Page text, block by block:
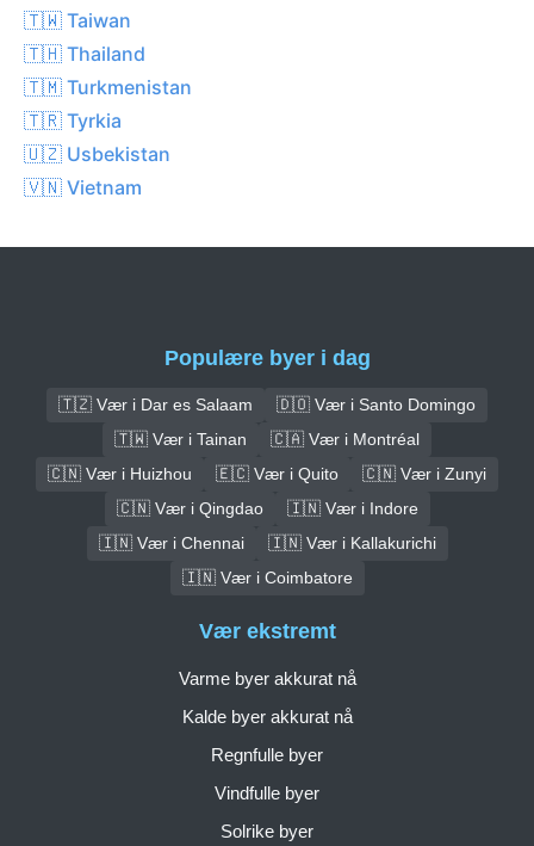
🇹🇼 Taiwan
🇹🇭 Thailand
🇹🇲 Turkmenistan
🇹🇷 Tyrkia
🇺🇿 Usbekistan
🇻🇳 Vietnam
Populære byer i dag
🇹🇿 Vær i Dar es Salaam
🇩🇴 Vær i Santo Domingo
🇹🇼 Vær i Tainan
🇨🇦 Vær i Montréal
🇨🇳 Vær i Huizhou
🇪🇨 Vær i Quito
🇨🇳 Vær i Zunyi
🇨🇳 Vær i Qingdao
🇮🇳 Vær i Indore
🇮🇳 Vær i Chennai
🇮🇳 Vær i Kallakurichi
🇮🇳 Vær i Coimbatore
Vær ekstremt
Varme byer akkurat nå
Kalde byer akkurat nå
Regnfulle byer
Vindfulle byer
Solrike byer